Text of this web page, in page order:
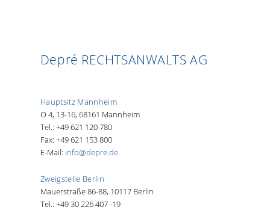
Depré RECHTSANWALTS AG
Hauptsitz Mannheim
O 4, 13-16, 68161 Mannheim
Tel.: +49 621 120 780
Fax: +49 621 153 800
E-Mail: info@depre.de
Zweigstelle Berlin
Mauerstraße 86-88, 10117 Berlin
Tel.: +49 30 226 407 -19